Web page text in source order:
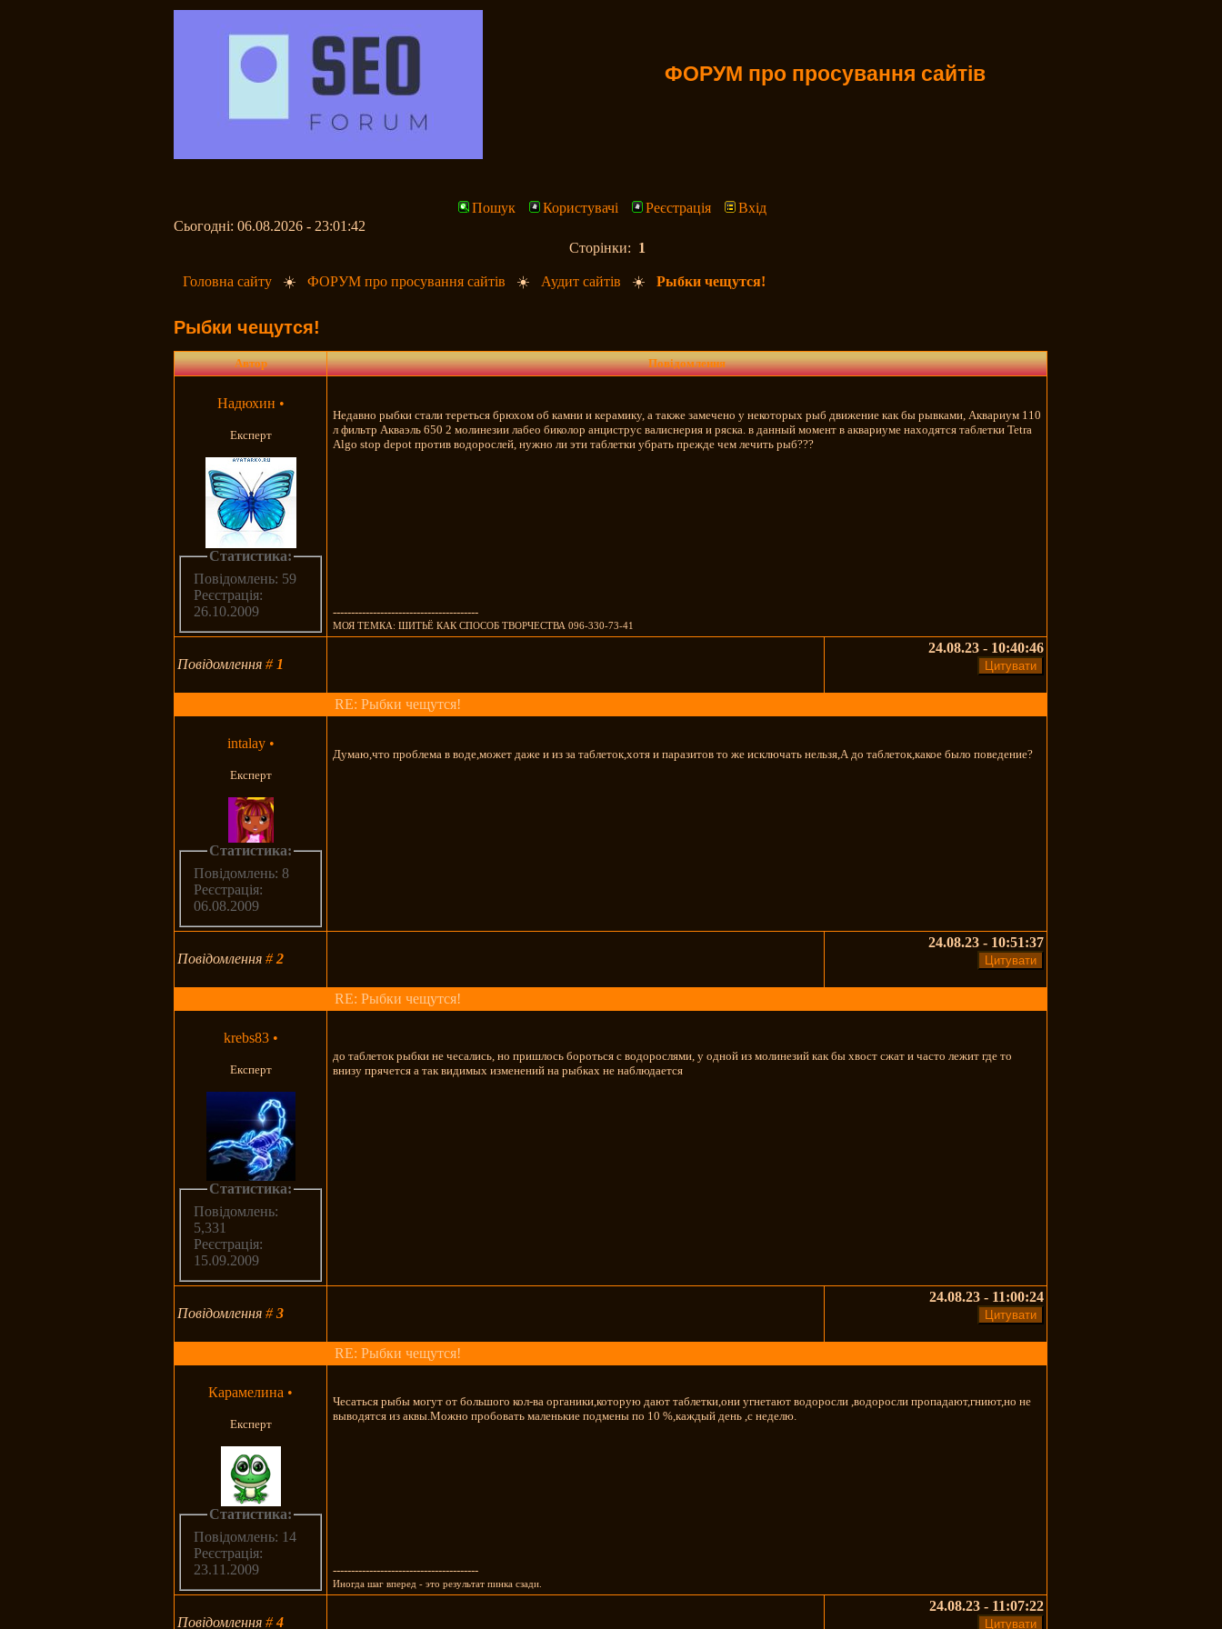
ФОРУМ про просування сайтів
Пошук Користувачі Реєстрація
Вхід
Сьогодні: 06.08.2026 - 23:01:42
Сторінки: 1
Головна сайту ☀️ФОРУМ про просування сайтів ☀️ Аудит сайтів ☀️Рыбки чещутся!
Рыбки чещутся!
Автор Повідомлення
Надюхин •
Експерт
Статистика:
Повідомлень: 59
Реєстрація:
26.10.2009
Недавно рыбки стали тереться брюхом об камни и керамику, а также замечено у некоторых рыб движение как бы рывками, Аквариум 110
л фильтр Акваэль 650 2 молинезии лабео биколор анциструс валиснерия и ряска. в данный момент в аквариуме находятся таблетки Tetra
Algo stop depot против водорослей, нужно ли эти таблетки убрать прежде чем лечить рыб???
----------------------------------------
МОЯ ТЕМКА: ШИТЬЁ КАК СПОСОБ ТВОРЧЕСТВА 096-330-73-41
Повідомлення# 1
24.08.23 - 10:40:46
RE: Рыбки чещутся!
intalay •
Експерт
Статистика:
Повідомлень: 8
Реєстрація:
06.08.2009
Думаю,что проблема в воде,может даже и из за таблеток,хотя и паразитов то же исключать нельзя,А до таблеток,какое было поведение?
Повідомлення#2
24.08.23 - 10:51:37
RE: Рыбки чещутся!
krebs83 •
Експерт
Статистика:
Повідомлень:
5,331
Реєстрація:
15.09.2009
до таблеток рыбки не чесались, но пришлось бороться с водорослями, у одной из молинезий как бы хвост сжат и часто лежит где то
внизу прячется а так видимых изменений на рыбках не наблюдается
Повідомлення#3
24.08.23 - 11:00:24
RE: Рыбки чещутся!
Карамелина •
Експерт
Статистика:
Повідомлень: 14
Реєстрація:
23.11.2009
Чесаться рыбы могут от большого кол-ва органики,которую дают таблетки,они угнетают водоросли ,водоросли пропадают,гниют,но не
выводятся из аквы.Можно пробовать маленькие подмены по 10 %,каждый день ,с неделю.
----------------------------------------
Иногда шаг вперед - это результат пинка сзади.
Повідомлення#4
24.08.23 - 11:07:22